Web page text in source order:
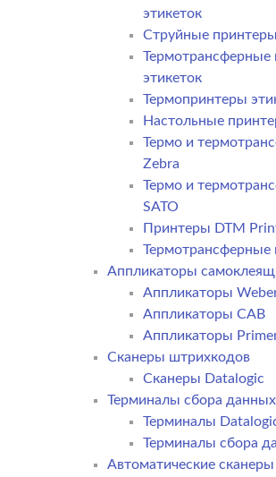
этикеток
Струйные
Термотрансферные
этикеток
Термопринтеры
Настольные
Термо и
Zebra
Термо и
SATO
Принтеры DTM
Термотрансферные
Аппликаторы
Аппликаторы
Аппликаторы CAB
Аппликаторы
Сканеры штрихкодов
Сканеры Datalogic
Терминалы сбора данных
Терминалы
Терминалы сбора
Автоматические